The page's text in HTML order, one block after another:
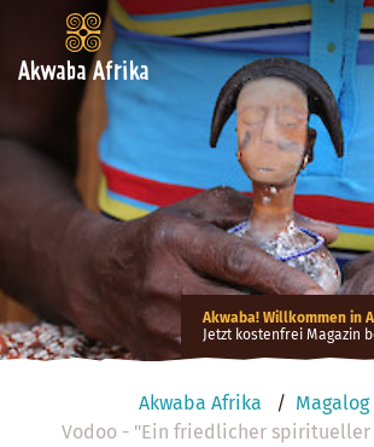
Akwaba Afrika
Akwaba! Willkommen in
Jetzt kostenfrei Magazin
Akwaba Afrika
Magalog
Vodoo - "Ein friedlicher spiritueller